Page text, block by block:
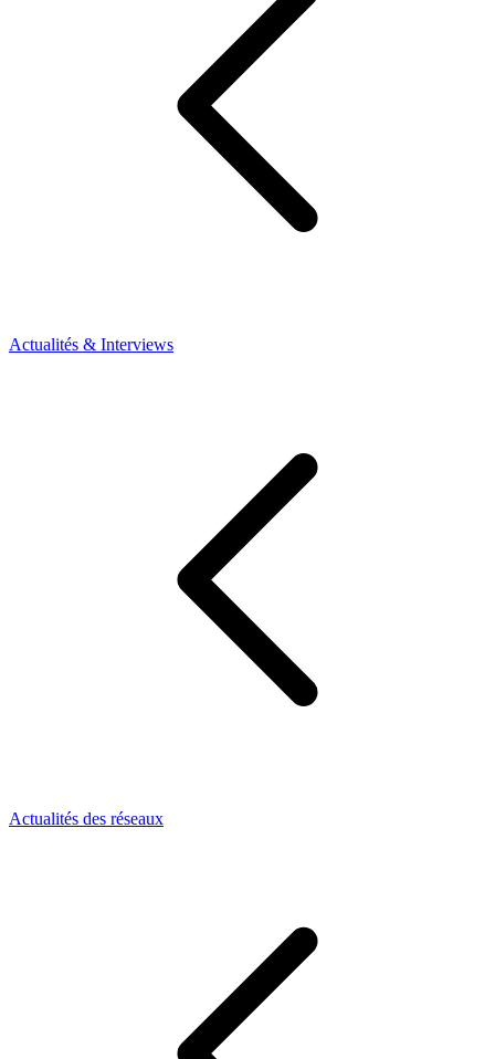
Actualités & Interviews
Actualités des réseaux